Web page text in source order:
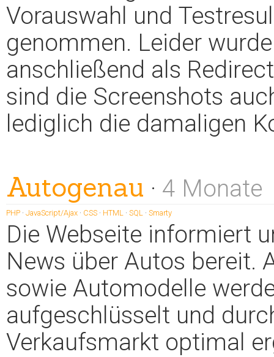
Vorauswahl und
genommen. Leider
anschließend als
sind die Screenshots
lediglich die damaligen
Autogenau · 4 Monate
PHP · JavaScript/Ajax · CSS · HTML · SQL · Smarty
Die Webseite informiert
News über Autos bereit.
sowie Automodelle
aufgeschlüsselt und
Verkaufsmarkt optimal